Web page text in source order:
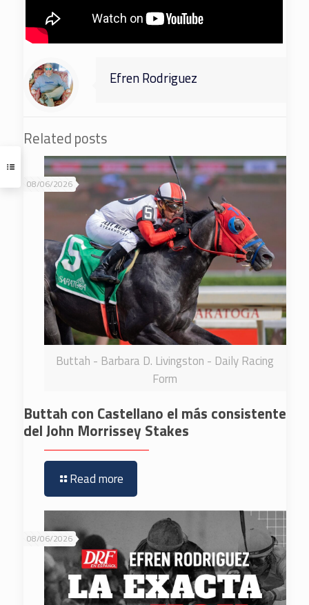
Efren Rodriguez
Related posts
Buttah - Barbara D. Livingston - Daily Racing
Form
08/06/2026
Buttah con Castellano el más consistente
del John Morrissey Stakes
Read more
08/06/2026